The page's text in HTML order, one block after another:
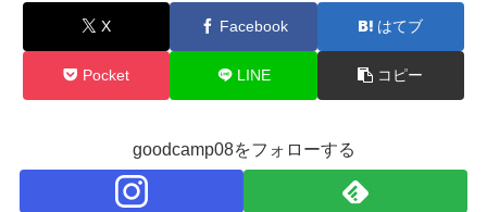
X Facebook はてブ
Pocket LINE コピー
goodcamp08をフォローする